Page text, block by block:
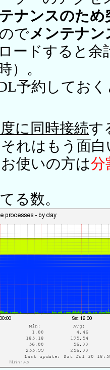
ナンスのため
でメンテナ
ードすると余
）。
予約してお
に同時接続す
れはもう面
使いの方は分
る数。